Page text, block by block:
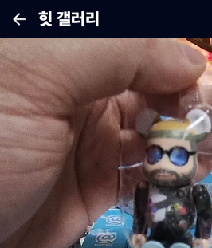
힛 갤러리